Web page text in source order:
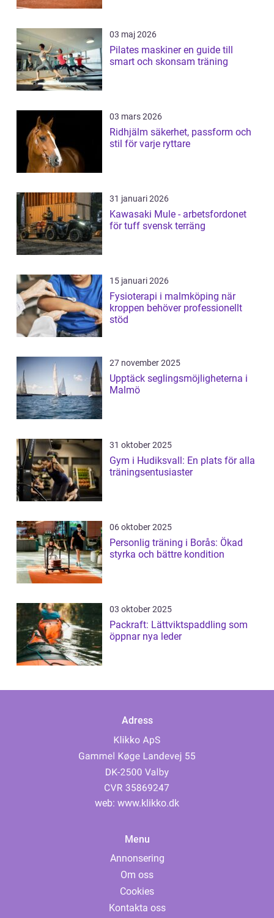
03 maj 2026
Pilates maskiner en guide till
smart och skonsam träning
03 mars 2026
Ridhjälm säkerhet, passform och
stil för varje ryttare
31 januari 2026
Kawasaki Mule - arbetsfordonet
för tuff svensk terräng
15 januari 2026
Fysioterapi i malmköping när
kroppen behöver professionellt
stöd
27 november 2025
Upptäck seglingsmöjligheterna i
Malmö
31 oktober 2025
Gym i Hudiksvall: En plats för alla
träningsentusiaster
06 oktober 2025
Personlig träning i Borås: Ökad
styrka och bättre kondition
03 oktober 2025
Packraft: Lättviktspaddling som
öppnar nya leder
Adress
web: www.klikko.dk
Menu
Annonsering
Om oss
Cookies
Kontakta oss